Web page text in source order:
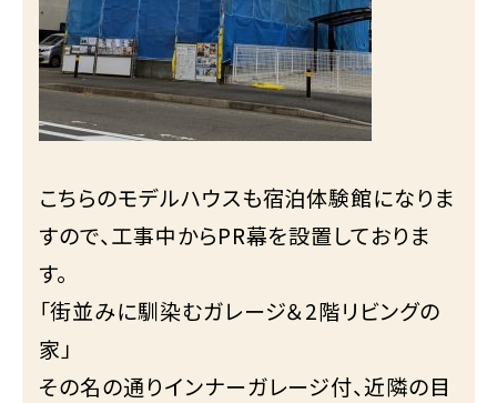
こちらのモデルハウスも宿泊体験館になりま
すので、工事中からPR幕を設置しておりま
す。
「街並みに馴染むガレージ＆2階リビングの
家」
その名の通りインナーガレージ付、近隣の目